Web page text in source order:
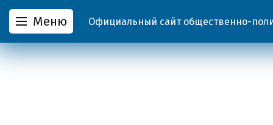
Меню Официальный сайт общественно-